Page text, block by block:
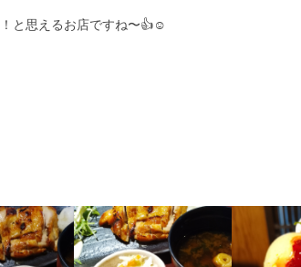
と思えるお店ですね〜👍☺️